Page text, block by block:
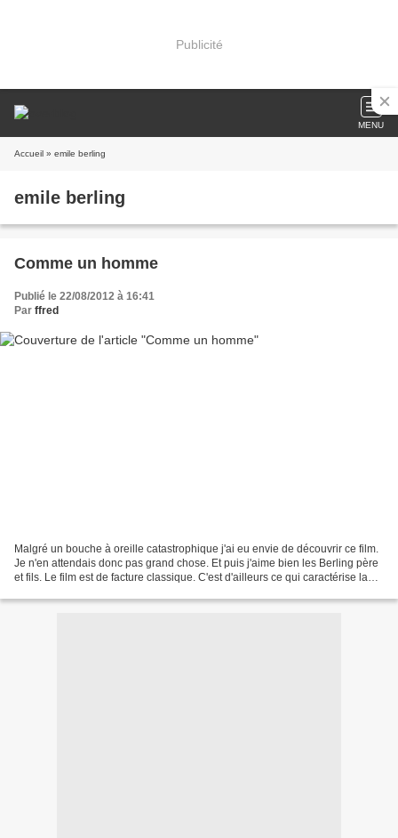
Publicité
MENU
Accueil » emile berling
emile berling
Comme un homme
Publié le 22/08/2012 à 16:41
Par ffred
Malgré un bouche à oreille catastrophique j'ai eu envie de découvrir ce film.
Je n'en attendais donc pas grand chose. Et puis j'aime bien les Berling père
et fils. Le film est de facture classique. C'est d'ailleurs ce qui caractérise la